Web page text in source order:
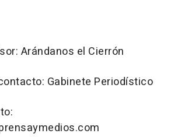
Arándanos el Cierrón
Gabinete Periodístico